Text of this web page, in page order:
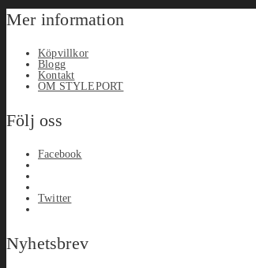
Mer information
Köpvillkor
Blogg
Kontakt
OM STYLEPORT
Följ oss
Facebook
Twitter
Nyhetsbrev